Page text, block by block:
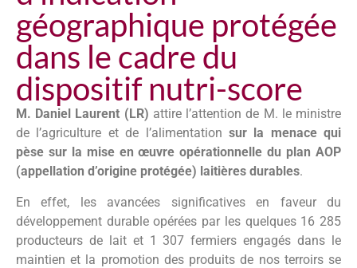
géographique protégée
dans le cadre du
dispositif nutri-score
M. Daniel Laurent (LR) attire l’attention de M. le ministre
de l’agriculture et de l’alimentation sur la menace qui
pèse sur la mise en œuvre opérationnelle du plan AOP
(appellation d’origine protégée) laitières durables.
En effet, les avancées significatives en faveur du
développement durable opérées par les quelques 16 285
producteurs de lait et 1 307 fermiers engagés dans le
maintien et la promotion des produits de nos terroirs se